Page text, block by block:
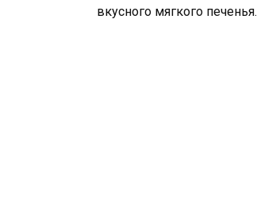
вкусного мягкого печенья.